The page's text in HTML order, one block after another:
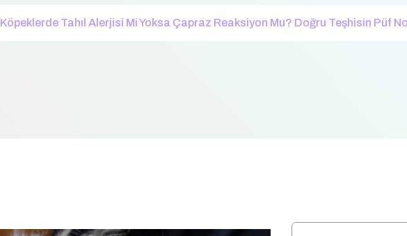
Köpeklerde Tahıl Alerjisi Mi Yoksa Çapraz Reaksiyon Mu? Doğru Teşhisin Püf